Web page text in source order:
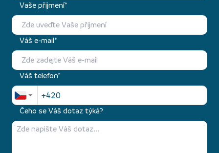
Vaše přijmení*
Váš e-mail*
Váš telefon*
Čeho se Váš dotaz týká?